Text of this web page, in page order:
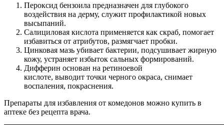
Пероксид бензоила предназначен для глубокого
воздействия на дерму, служит профилактикой новых
высыпаний.
Салициловая кислота применяется как скраб, помогает
избавиться от атрибутов, размягчает пробки.
Цинковая мазь убивает бактерии, подсушивает жирную
кожу, устраняет избыток сальных формирований.
Дифферин основан на ретиноевой
кислоте, выводит точки черного окраса, снимает
воспаления, покраснения.
Препараты для избавления от комедонов можно купить в
аптеке без рецепта врача.